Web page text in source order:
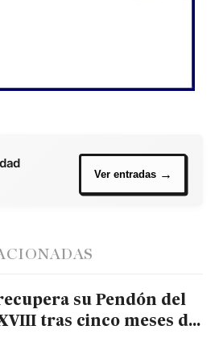
su Pendón del
tras cinco meses de